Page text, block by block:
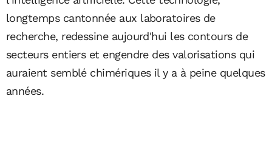
longtemps cantonnée aux laboratoires de
recherche, redessine aujourd'hui les contours de
secteurs entiers et engendre des valorisations qui
auraient semblé chimériques il y a à peine quelques
années.